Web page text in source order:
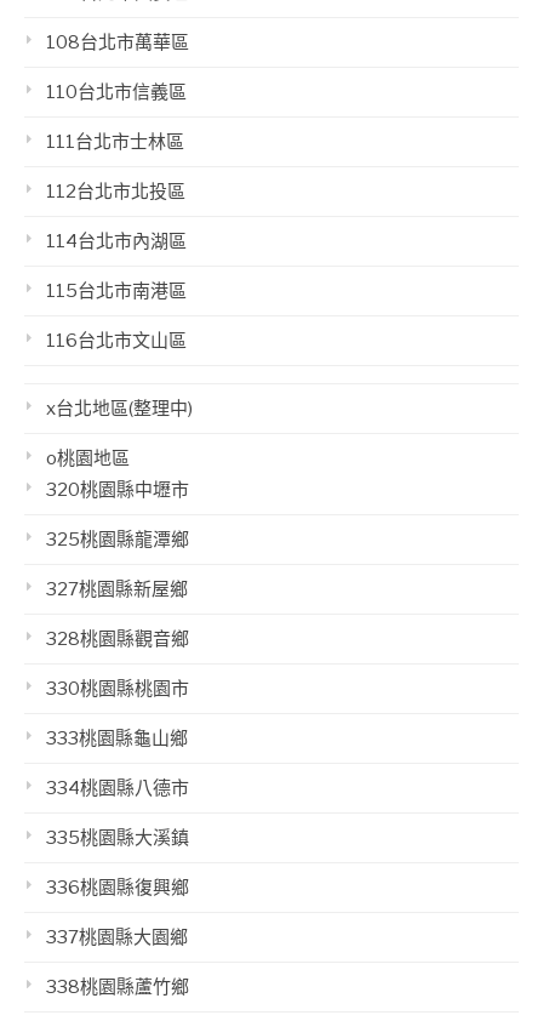
108台北市萬華區
110台北市信義區
111台北市士林區
112台北市北投區
114台北市內湖區
115台北市南港區
116台北市文山區
x台北地區(整理中)
o桃園地區
320桃園縣中壢市
325桃園縣龍潭鄉
327桃園縣新屋鄉
328桃園縣觀音鄉
330桃園縣桃園市
333桃園縣龜山鄉
334桃園縣八德市
335桃園縣大溪鎮
336桃園縣復興鄉
337桃園縣大園鄉
338桃園縣蘆竹鄉